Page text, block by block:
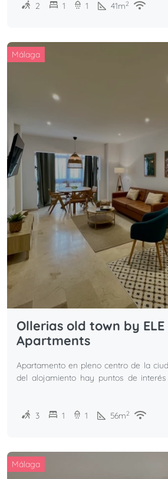
2 1 1 41m2
Málaga
Ollerias old town by ELE
Apartments
Apartamento en pleno centro de la
del alojamiento hay puntos de
3 1 1 56m2
Málaga